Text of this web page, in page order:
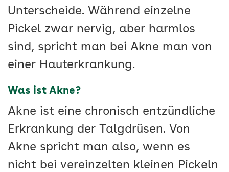
Unterscheide. Während einzelne
Pickel zwar nervig, aber harmlos
sind, spricht man bei Akne man von
einer Hauterkrankung.
Was ist Akne?
Akne ist eine chronisch entzündliche
Erkrankung der Talgdrüsen. Von
Akne spricht man also, wenn es
nicht bei vereinzelten kleinen Pickeln